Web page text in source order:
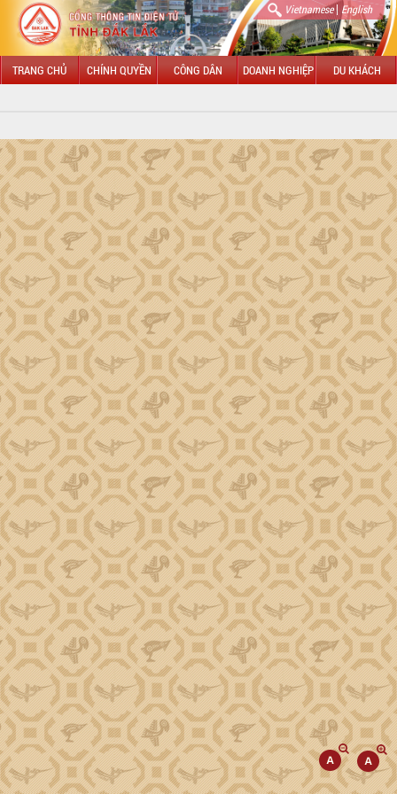
Vietnamese| English
TRANG CHỦ CHÍNH QUYỀN CÔNG DÂN DOANH NGHIỆP DU KHÁCH
Tổng quan Đắk Lắk
HĐND tỉnh Đắk Lắk
UBND tỉnh Đắk Lắk
LÃNH ĐẠO UBND TỈNH
Chủ tịch Đỗ Hữu Huy
Phó Chủ tịch Hồ Thị Nguyên Thảo
Phó Chủ tịch Nguyễn Thiên Văn
Phó Chủ tịch Trương Công Thái
Phó Chủ tịch Đào Mỹ
Phó Chủ tịch Y Nhuân Byă
TIN TỨC SỰ KIỆN
Tiếp cận thông tin
Kinh tế
Đột phá phát triển KHCN, ĐMST, CĐS
Văn hóa, Xã hội
Giảm nghèo về thông tin
Cải cách hành chính
Giáo dục, Khoa học, Công nghệ
Chương trình tái canh cây cà phê